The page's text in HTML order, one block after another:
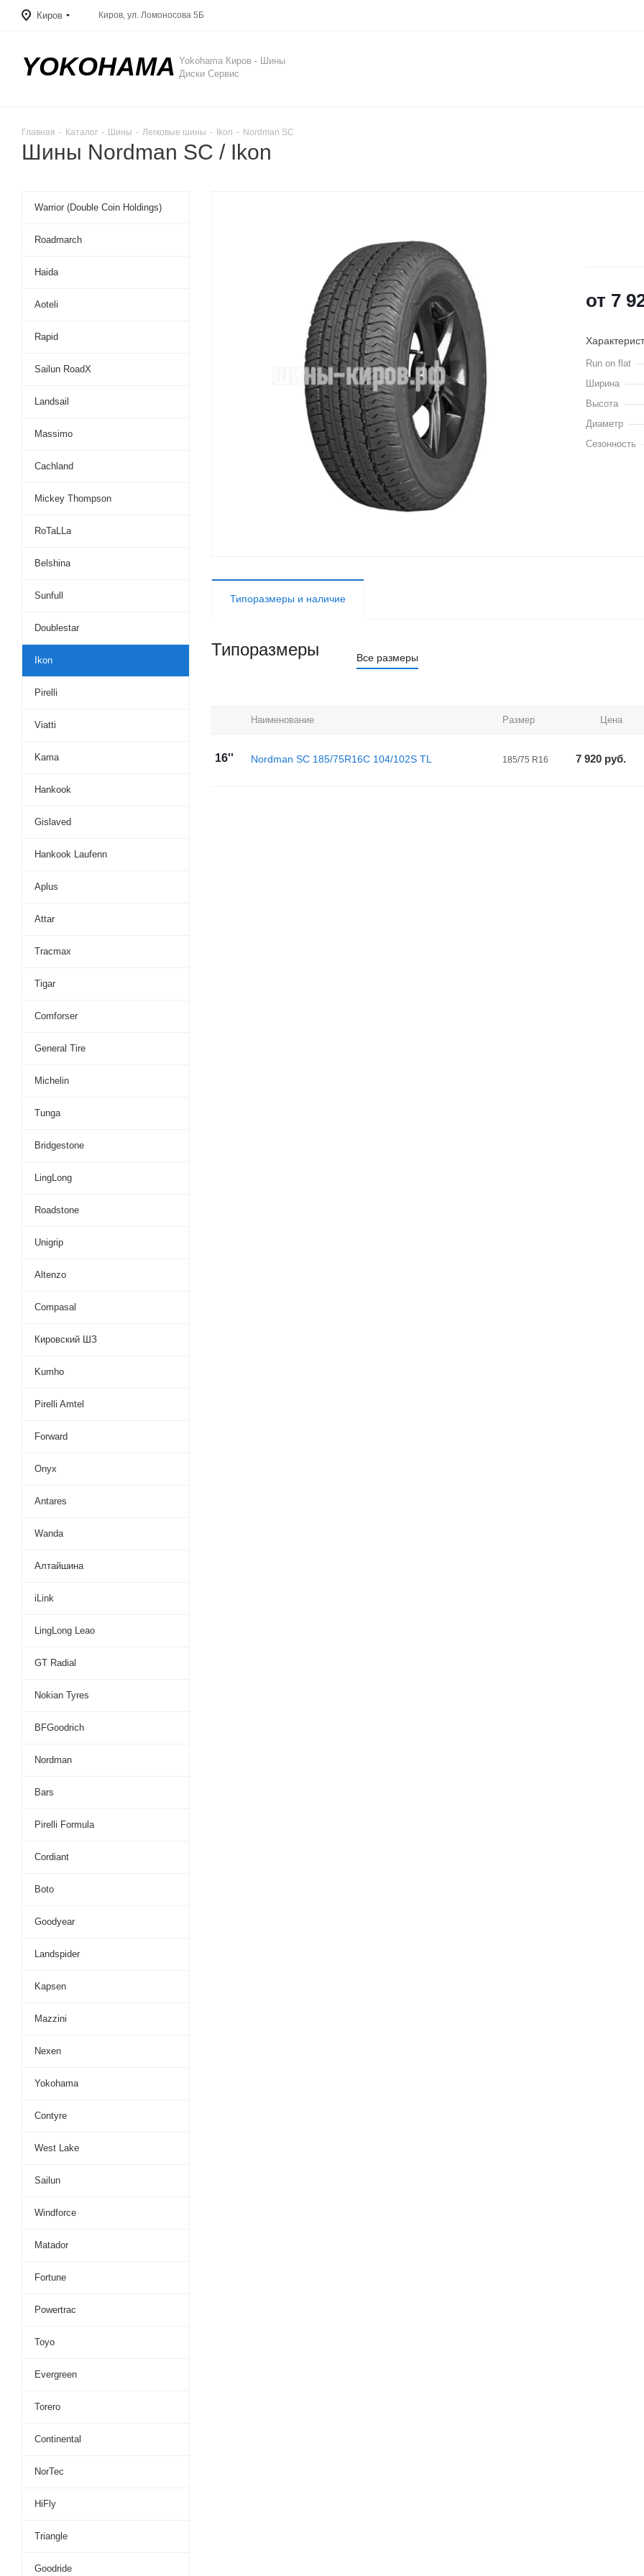
Киров Киров, ул. Ломоносова 5Б
YOKOHAMA Yokohama Киров - Шины
Диски Сервис
Главная - Каталог - Шины - Легковые шины - Ikon - Nordman SC
Шины Nordman SC / Ikon
от 7
Run on flat
Ширина
Высота
Диаметр
Сезонность
Типоразмеры и наличие
Типоразмеры Все размеры
Наименование Размер Цена
16'' Nordman SC 185/75R16C 104/102S TL 185/75 R16 7 920 руб.
Warrior (Double Coin Holdings)
Roadmarch
Haida
Aoteli
Rapid
Sailun RoadX
Landsail
Massimo
Cachland
Mickey Thompson
RoTaLLa
Belshina
Sunfull
Doublestar
Ikon
Pirelli
Viatti
Kama
Hankook
Gislaved
Hankook Laufenn
Aplus
Attar
Tracmax
Tigar
Comforser
General Tire
Michelin
Tunga
Bridgestone
LingLong
Roadstone
Unigrip
Altenzo
Compasal
Кировский ШЗ
Kumho
Pirelli Amtel
Forward
Onyx
Antares
Wanda
Алтайшина
iLink
LingLong Leao
GT Radial
Nokian Tyres
BFGoodrich
Nordman
Bars
Pirelli Formula
Cordiant
Boto
Goodyear
Landspider
Kapsen
Mazzini
Nexen
Yokohama
Contyre
West Lake
Sailun
Windforce
Matador
Fortune
Powertrac
Toyo
Evergreen
Torero
Continental
NorTec
HiFly
Triangle
Goodride